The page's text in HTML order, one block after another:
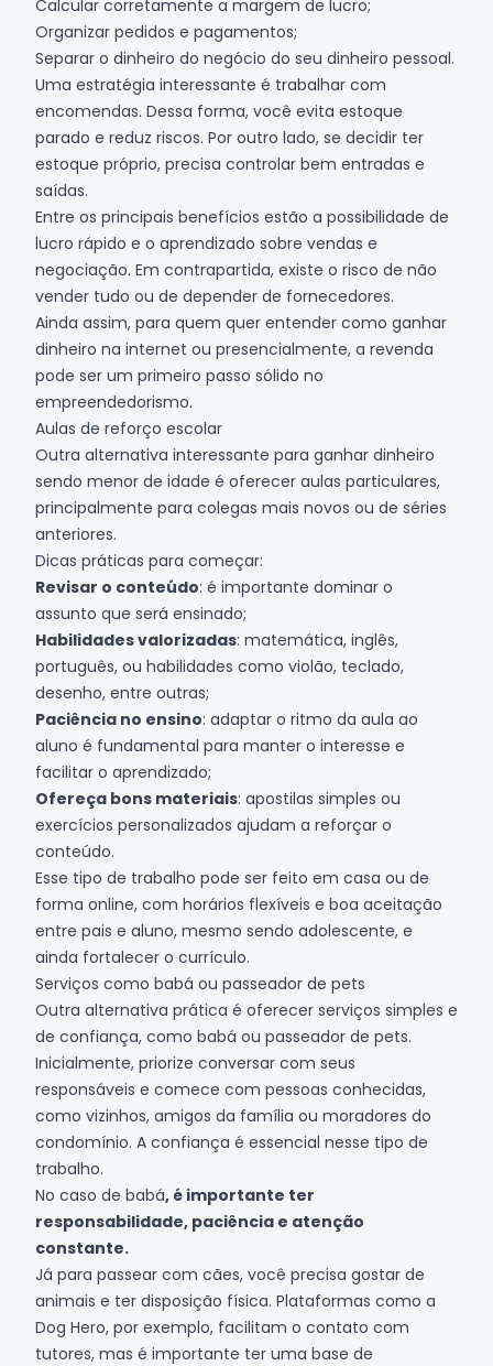
Calcular corretamente a margem de lucro;
Organizar pedidos e pagamentos;
Separar o dinheiro do negócio do seu dinheiro pessoal.
Uma estratégia interessante é trabalhar com
encomendas. Dessa forma, você evita estoque
parado e reduz riscos. Por outro lado, se decidir ter
estoque próprio, precisa controlar bem entradas e
saídas.
Entre os principais benefícios estão a possibilidade de
lucro rápido e o aprendizado sobre vendas e
negociação. Em contrapartida, existe o risco de não
vender tudo ou de depender de fornecedores.
Ainda assim, para quem quer entender como ganhar
dinheiro na internet ou presencialmente, a revenda
pode ser um primeiro passo sólido no
empreendedorismo.
Aulas de reforço escolar
Outra alternativa interessante para ganhar dinheiro
sendo menor de idade é oferecer aulas particulares,
principalmente para colegas mais novos ou de séries
anteriores.
Dicas práticas para começar:
Revisar o conteúdo: é importante dominar o
assunto que será ensinado;
Habilidades valorizadas: matemática, inglês,
português, ou habilidades como violão, teclado,
desenho, entre outras;
Paciência no ensino: adaptar o ritmo da aula ao
aluno é fundamental para manter o interesse e
facilitar o aprendizado;
Ofereça bons materiais: apostilas simples ou
exercícios personalizados ajudam a reforçar o
conteúdo.
Esse tipo de trabalho pode ser feito em casa ou de
forma online, com horários flexíveis e boa aceitação
entre pais e aluno, mesmo sendo adolescente, e
ainda fortalecer o currículo.
Serviços como babá ou passeador de pets
Outra alternativa prática é oferecer serviços simples e
de confiança, como babá ou passeador de pets.
Inicialmente, priorize conversar com seus
responsáveis e comece com pessoas conhecidas,
como vizinhos, amigos da família ou moradores do
condomínio. A confiança é essencial nesse tipo de
trabalho.
No caso de babá, é importante ter
responsabilidade, paciência e atenção
constante.
Já para passear com cães, você precisa gostar de
animais e ter disposição física. Plataformas como a
Dog Hero, por exemplo, facilitam o contato com
tutores, mas é importante ter uma base de